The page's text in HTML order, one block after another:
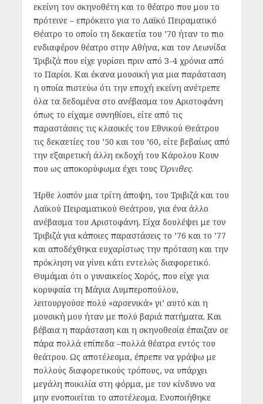
εκείνη τον σκηνοθέτη και το θέατρο που μου το
πρότεινε – επρόκειτο για το Λαϊκό Πειραματικό
Θέατρο το οποίο τη δεκαετία του ’70 ήταν το πιο
ενδιαφέρον θέατρο στην Αθήνα, και τον Λεωνίδα
Τριβιζά που είχε γυρίσει πριν από 3-4 χρόνια από
το Παρίσι. Και έκανα μουσική για μια παράσταση
η οποία πιστεύω ότι την εποχή εκείνη ανέτρεπε
όλα τα δεδομένα στο ανέβασμα του Αριστοφάνη
όπως το είχαμε συνηθίσει, είτε από τις
παραστάσεις τις κλασικές του Εθνικού Θεάτρου
τις δεκαετίες του ’50 και του ’60, είτε βεβαίως από
την εξαιρετική άλλη εκδοχή του Κάρολου Κουν
που ως αποκορύφωμα έχει τους Όρνιθες.
Ήρθε λοιπόν μια τρίτη άποψη, του Τριβιζά και του
Λαϊκού Πειραματικού Θεάτρου, για ένα άλλο
ανέβασμα του Αριστοφάνη. Είχα δουλέψει με τον
Τριβιζά για κάποιες παραστάσεις το ’76 και το ’77
και αποδέχθηκα ευχαρίστως την πρόταση και την
πρόκληση να γίνει κάτι εντελώς διαφορετικό.
Θυμάμαι ότι ο γυναικείος Χορός, που είχε για
κορυφαία τη Μάγια Λυμπεροπούλου,
λειτουργούσε πολύ «αρσενικά» γι’ αυτό και η
μουσική μου ήταν με πολύ βαριά πατήματα. Και
βέβαια η παράσταση και η σκηνοθεσία έπαιζαν σε
πάρα πολλά επίπεδα –πολλά θέατρα εντός του
θεάτρου. Ως αποτέλεσμα, έπρεπε να γράψω με
πολλούς διαφορετικούς τρόπους, να υπάρχει
μεγάλη ποικιλία στη φόρμα, με τον κίνδυνο να
μην ενοποιείται το αποτέλεσμα. Ενοποιήθηκε